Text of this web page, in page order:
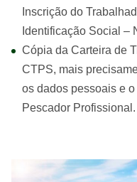
Inscrição do
Identificação Social –
Cópia da Carteira de
CTPS, mais
os dados pessoais e
Pescador Profissional.